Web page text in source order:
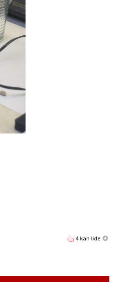
4 kan lide